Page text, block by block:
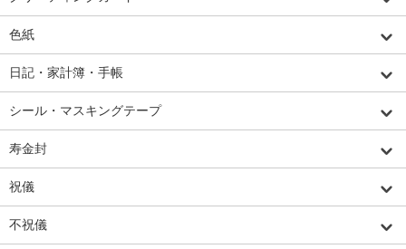
色紙
日記・家計簿・手帳
シール・マスキングテープ
寿金封
祝儀
不祝儀